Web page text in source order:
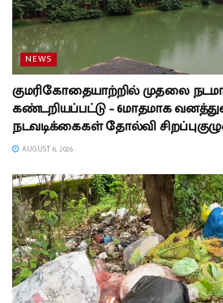
NEWS
குமரிகோதையாற்றில் முதலை
கண்டறியப்பட்டு – 6மாதமாக
நடவடிக்கைகள் தோல்வி
AUGUST 6, 2026